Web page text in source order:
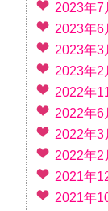
2023年7
2023年6
2023年3
2023年2
2022年
2022年6
2022年3
2022年2
2021年
2021年